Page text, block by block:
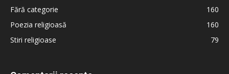
Fără categorie
160
Poezia religioasă
160
Stiri religioase
79